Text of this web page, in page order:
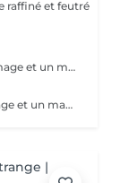
Le Spa Pédicure médicale comprend un gommage et un massage des pieds
Le Spa Beauté des pieds comprend un gommage et un massage des pieds Retrait du vernis semi permanent offert dans la prestation